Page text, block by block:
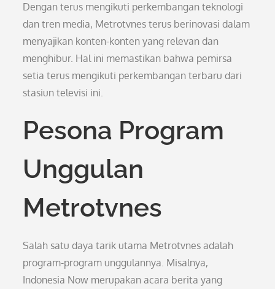
Dengan terus mengikuti perkembangan teknologi
dan tren media, Metrotvnes terus berinovasi dalam
menyajikan konten-konten yang relevan dan
menghibur. Hal ini memastikan bahwa pemirsa
setia terus mengikuti perkembangan terbaru dari
stasiun televisi ini.
Pesona Program
Unggulan
Metrotvnes
Salah satu daya tarik utama Metrotvnes adalah
program-program unggulannya. Misalnya,
Indonesia Now merupakan acara berita yang